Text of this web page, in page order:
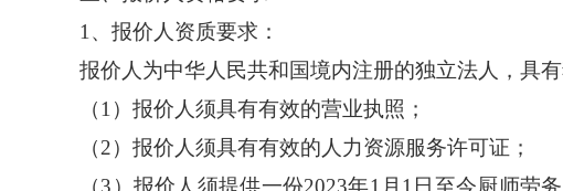
1、报价人资质要求：
报价人为中华人民共和国境内注册的独立法人，具
（1）报价人须具有有效的营业执照；
（2）报价人须具有有效的人力资源服务许可证；
（3）报价人须提供一份2023年1月1日至今厨师劳